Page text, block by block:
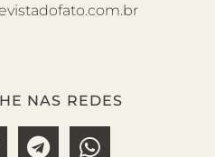
NAS REDES